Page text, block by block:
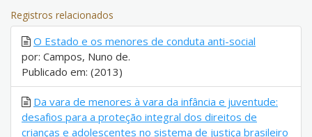
Registros relacionados
O Estado e os menores de conduta anti-social
por: Campos, Nuno de.
Publicado em: (2013)
Da vara de menores à vara da infância e juventude:
desafios para a proteção integral dos direitos de
crianças e adolescentes no sistema de justiça brasileiro